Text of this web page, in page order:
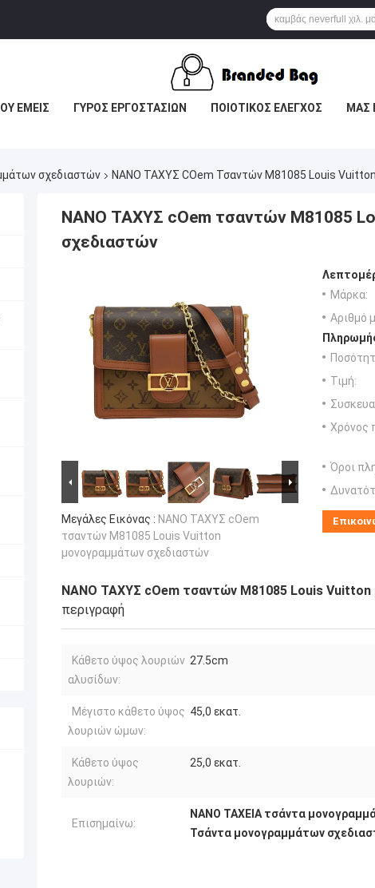
ΕΜΕΊΣ ΓΎΡΟΣ ΕΡΓΟΣΤΑΣΊΩΝ ΠΟΙΟΤΙΚΌΣ ΈΛΕΓΧΟΣ ΜΑΣ
σχεδιαστών ΝΑΝΟ ΤΑΧΥΣ COem Τσαντών M81085 Louis
ΝΑΝΟ ΤΑΧΥΣ cOem τσαντών M81085
σχεδιαστών
Μεγάλες Εικόνας : ΝΑΝΟ ΤΑΧΥΣ cOem
τσαντών M81085 Louis Vuitton
μονογραμμάτων σχεδιαστών
Μάρκα:
Αριθμό
Τιμή:
Χρόνος
Όροι
ΝΑΝΟ ΤΑΧΥΣ cOem τσαντών M81085 Louis Vuitton
περιγραφή
Κάθετο ύψος λουριών
αλυσίδων:
27.5cm
Μέγιστο κάθετο ύψος
λουριών ώμων:
45,0 εκατ.
Κάθετο ύψος
λουριών:
25,0 εκατ.
Επισημαίνω:
ΝΑΝΟ ΤΑΧΕΙΑ τσάντα
Τσάντα μονογραμμάτων